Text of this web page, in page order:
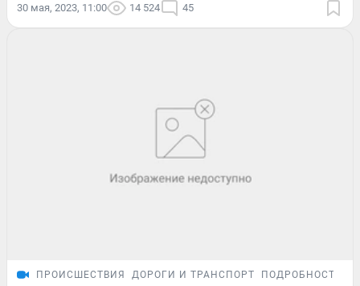
30 мая, 2023, 11:00 14 524 45
ПРОИСШЕСТВИЯ ДОРОГИ И ТРАНСПОРТ ПОДРОБНОСТИ